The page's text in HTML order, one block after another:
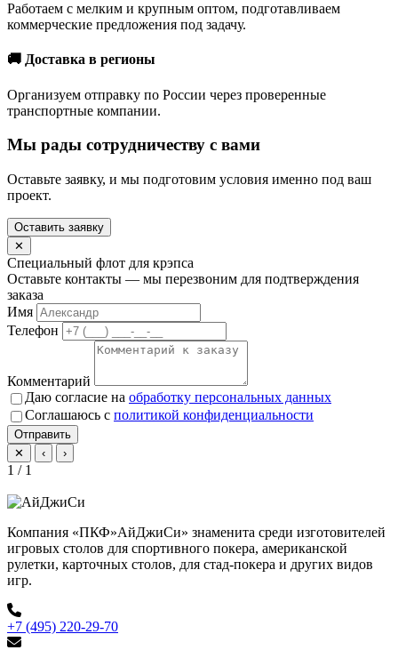
Работаем с мелким и крупным оптом, подготавливаем
коммерческие предложения под задачу.
🚚 Доставка в регионы
Организуем отправку по России через проверенные
транспортные компании.
Мы рады сотрудничеству с вами
Оставьте заявку, и мы подготовим условия именно под ваш
проект.
Оставить заявку
✕
Специальный флот для крэпса
Оставьте контакты — мы перезвоним для подтверждения
заказа
Имя
Телефон
Комментарий
Даю согласие на обработку персональных данных
Соглашаюсь с политикой конфиденциальности
Отправить
✕
‹ ›
1 / 1
Компания «ПКФ»АйДжиСи» знаменита среди изготовителей
игровых столов для спортивного покера, американской
рулетки, карточных столов, для стад-покера и других видов
игр.
+7 (495) 220-29-70